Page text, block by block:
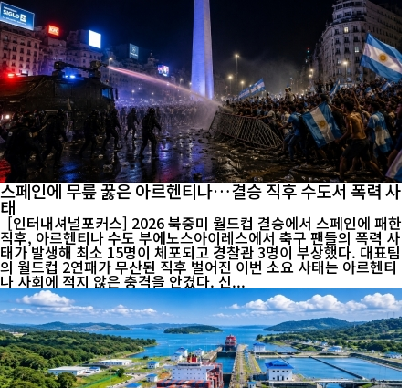
스페인에 무릎 꿇은 아르헨티나…결승 직후 수도서 폭력 사
태
[인터내셔널포커스] 2026 북중미 월드컵 결승에서 스페인에 패한
직후, 아르헨티나 수도 부에노스아이레스에서 축구 팬들의 폭력 사
태가 발생해 최소 15명이 체포되고 경찰관 3명이 부상했다. 대표팀
의 월드컵 2연패가 무산된 직후 벌어진 이번 소요 사태는 아르헨티
나 사회에 적지 않은 충격을 안겼다. 신...